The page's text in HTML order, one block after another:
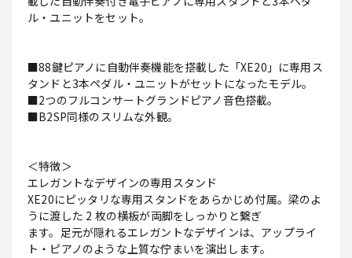
ル・ユニットをセット。
■88鍵ピアノに自動伴奏機能を搭載した「XE20」に専用ス
タンドと3本ペダル・ユニットがセットになったモデル。
■2つのフルコンサートグランドピアノ音色搭載。
■B2SP同様のスリムな外観。
＜特徴＞
エレガントなデザインの専用スタンド
XE20にピッタリな専用スタンドをあらかじめ付属。梁のよ
うに渡した 2 枚の横板が両脚をしっかりと繋ぎ
ます。足元が隠れるエレガントなデザインは、アップライ
ト・ピアノのような上質な佇まいを演出します。